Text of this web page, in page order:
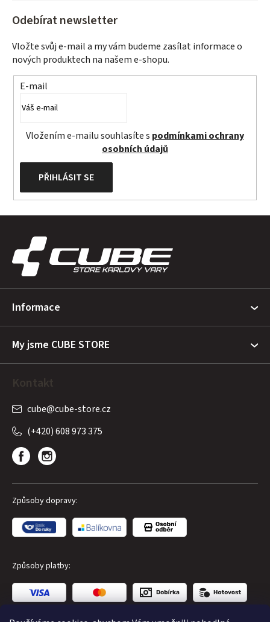
Odebírat newsletter
Vložte svůj e-mail a my vám budeme zasílat informace o
nových produktech na našem e-shopu.
E-mail
Vložením e-mailu souhlasíte s podmínkami ochrany
osobních údajů
PŘIHLÁSIT SE
Informace
My jsme CUBE STORE
Kontakt
cube@cube-store.cz
(+420) 608 973 375
Způsoby dopravy:
Způsoby platby: